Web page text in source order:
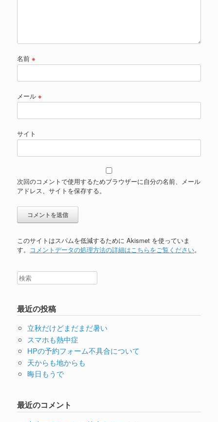
名前 ※
メール ※
サイト
次回のコメントで使用するためブラウザーに自分の名前、メール
アドレス、サイトを保存する。
このサイトはスパムを低減するために Akismet を使っていま
す。 コメントデータの処理方法の詳細はこちらをご覧ください。
最近の投稿
立秋だけどまだまだ暑い
スマホも熱中症
HPの予約フォーム不具合について
天からも地からも
晦日もうで
最近のコメント